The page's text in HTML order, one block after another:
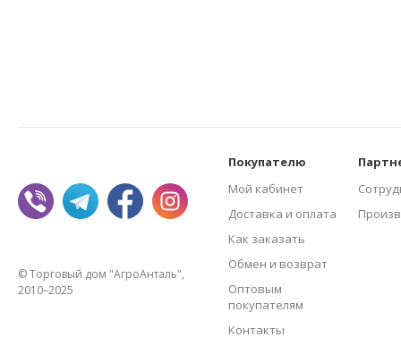
© Торговый дом "АгроАнталь",
2010–2025
Покупателю
Мой кабинет
Доставка и оплата
Как заказать
Обмен и возврат
Оптовым
покупателям
Контакты